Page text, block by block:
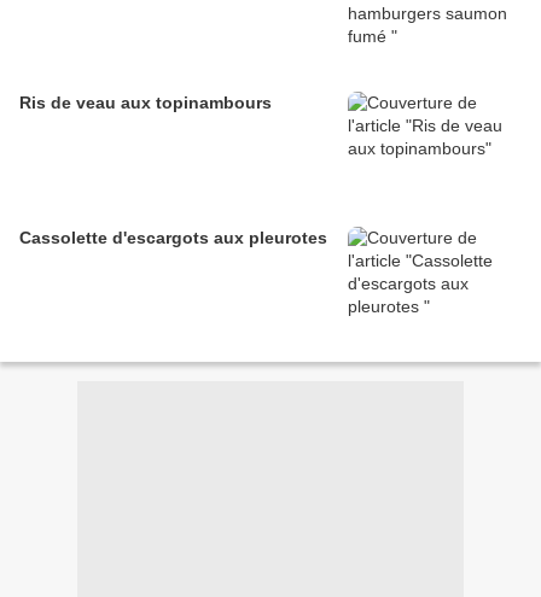
Ris de veau aux topinambours
Cassolette d'escargots aux pleurotes